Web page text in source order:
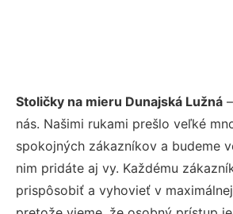
Stoličky na mieru Dunajská Lužná
nás. Našimi rukami prešlo veľké
spokojných zákazníkov a budeme
nim pridáte aj vy. Každému
prispôsobiť a vyhovieť v